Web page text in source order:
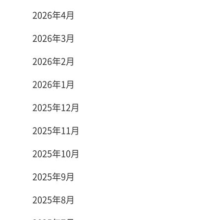
2026年4月
2026年3月
2026年2月
2026年1月
2025年12月
2025年11月
2025年10月
2025年9月
2025年8月